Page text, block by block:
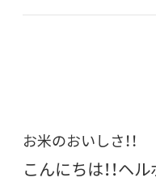
お米のおいしさ！！
こんにちは！！ヘ